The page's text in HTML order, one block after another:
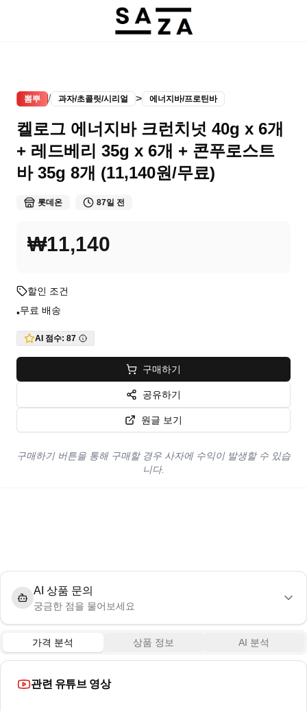
뽐뿌 / 과자/초콜릿/시리얼 > 에너지바/프로틴바
켈로그 에너지바 크런치넛 40g x 6개
+ 레드베리 35g x 6개 + 콘푸로스트
바 35g 8개 (11,140원/무료)
롯데온 87일 전
₩11,140
할인 조건
•무료 배송
AI 점수: 87
구매하기
공유하기
원글 보기
구매하기 버튼을 통해 구매할 경우 사자에 수익이 발생할 수 있습
니다.
AI 상품 문의
궁금한 점을 물어보세요
가격 분석 상품 정보 AI 분석
관련 유튜브 영상